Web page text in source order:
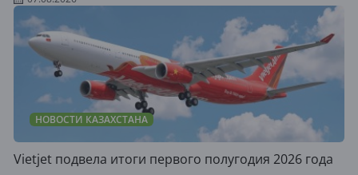
НОВОСТИ КАЗАХСТАНА
Vietjet подвела итоги первого полугодия 2026 года